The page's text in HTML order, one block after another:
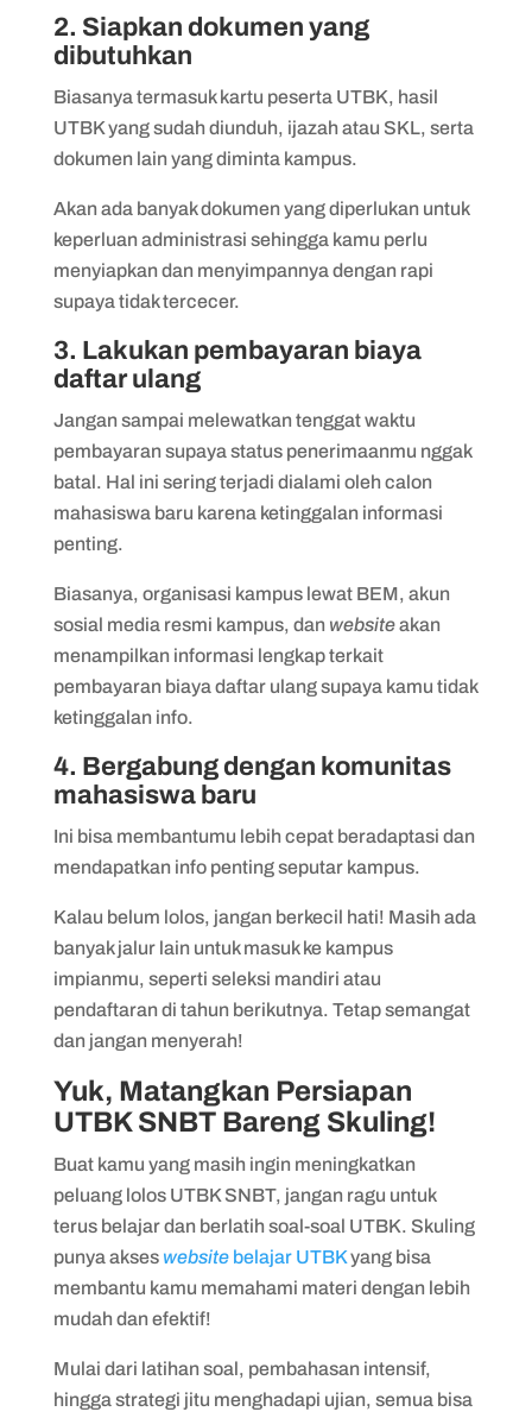
2. Siapkan dokumen yang
dibutuhkan
Biasanya termasuk kartu peserta UTBK, hasil
UTBK yang sudah diunduh, ijazah atau SKL, serta
dokumen lain yang diminta kampus.
Akan ada banyak dokumen yang diperlukan untuk
keperluan administrasi sehingga kamu perlu
menyiapkan dan menyimpannya dengan rapi
supaya tidak tercecer.
3. Lakukan pembayaran biaya
daftar ulang
Jangan sampai melewatkan tenggat waktu
pembayaran supaya status penerimaanmu nggak
batal. Hal ini sering terjadi dialami oleh calon
mahasiswa baru karena ketinggalan informasi
penting.
Biasanya, organisasi kampus lewat BEM, akun
sosial media resmi kampus, dan websiteakan
menampilkan informasi lengkap terkait
pembayaran biaya daftar ulang supaya kamu tidak
ketinggalan info.
4. Bergabung dengan komunitas
mahasiswa baru
Ini bisa membantumu lebih cepat beradaptasi dan
mendapatkan info penting seputar kampus.
Kalau belum lolos, jangan berkecil hati! Masih ada
banyak jalur lain untuk masuk ke kampus
impianmu, seperti seleksi mandiri atau
pendaftaran di tahun berikutnya. Tetap semangat
dan jangan menyerah!
Yuk, Matangkan Persiapan
UTBK SNBT Bareng Skuling!
Buat kamu yang masih ingin meningkatkan
peluang lolos UTBK SNBT, jangan ragu untuk
terus belajar dan berlatih soal-soal UTBK. Skuling
punya akses website belajar UTBKyang bisa
membantu kamu memahami materi dengan lebih
mudah dan efektif!
Mulai dari latihan soal, pembahasan intensif,
hingga strategi jitu menghadapi ujian, semua bisa